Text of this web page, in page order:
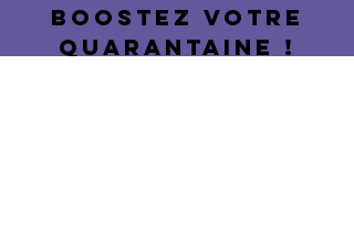
BOOSTEZ VOTRE
QUARANTAINE !